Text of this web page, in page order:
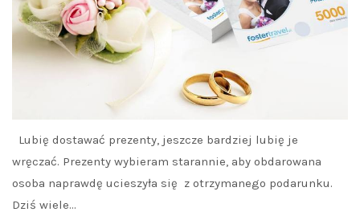
Lubię dostawać prezenty, jeszcze bardziej lubię je
wręczać. Prezenty wybieram starannie, aby obdarowana
osoba naprawdę ucieszyła się z otrzymanego podarunku.
Dziś wiele…